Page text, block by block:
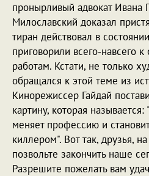
пронырливый адвокат Ивана
Милославский доказал
тиран действовал в
приговорили всего-навсего
работам. Кстати, не только
обращался к этой теме из
Кинорежиссер Гайдай
картину, которая
меняет профессию и
киллером". Вот так, друзья,
позвольте закончить наше
Разрешите пожелать вам